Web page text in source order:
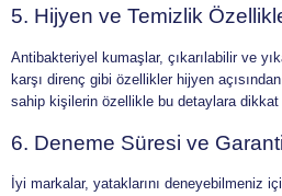
5. Hijyen ve Temizlik
Antibakteriyel kumaşlar, çıkarılabilir ve
karşı direnç gibi özellikler hijyen
sahip kişilerin özellikle bu detaylara dikkat
6. Deneme Süresi ve Garanti
İyi markalar, yataklarını deneyebilmeniz